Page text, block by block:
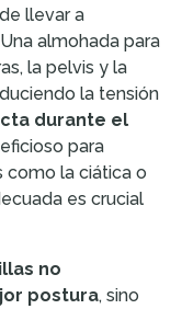
llevar a
almohada para
la pelvis y la
la tensión
durante el
para
como la ciática o
es crucial
no
postura, sino